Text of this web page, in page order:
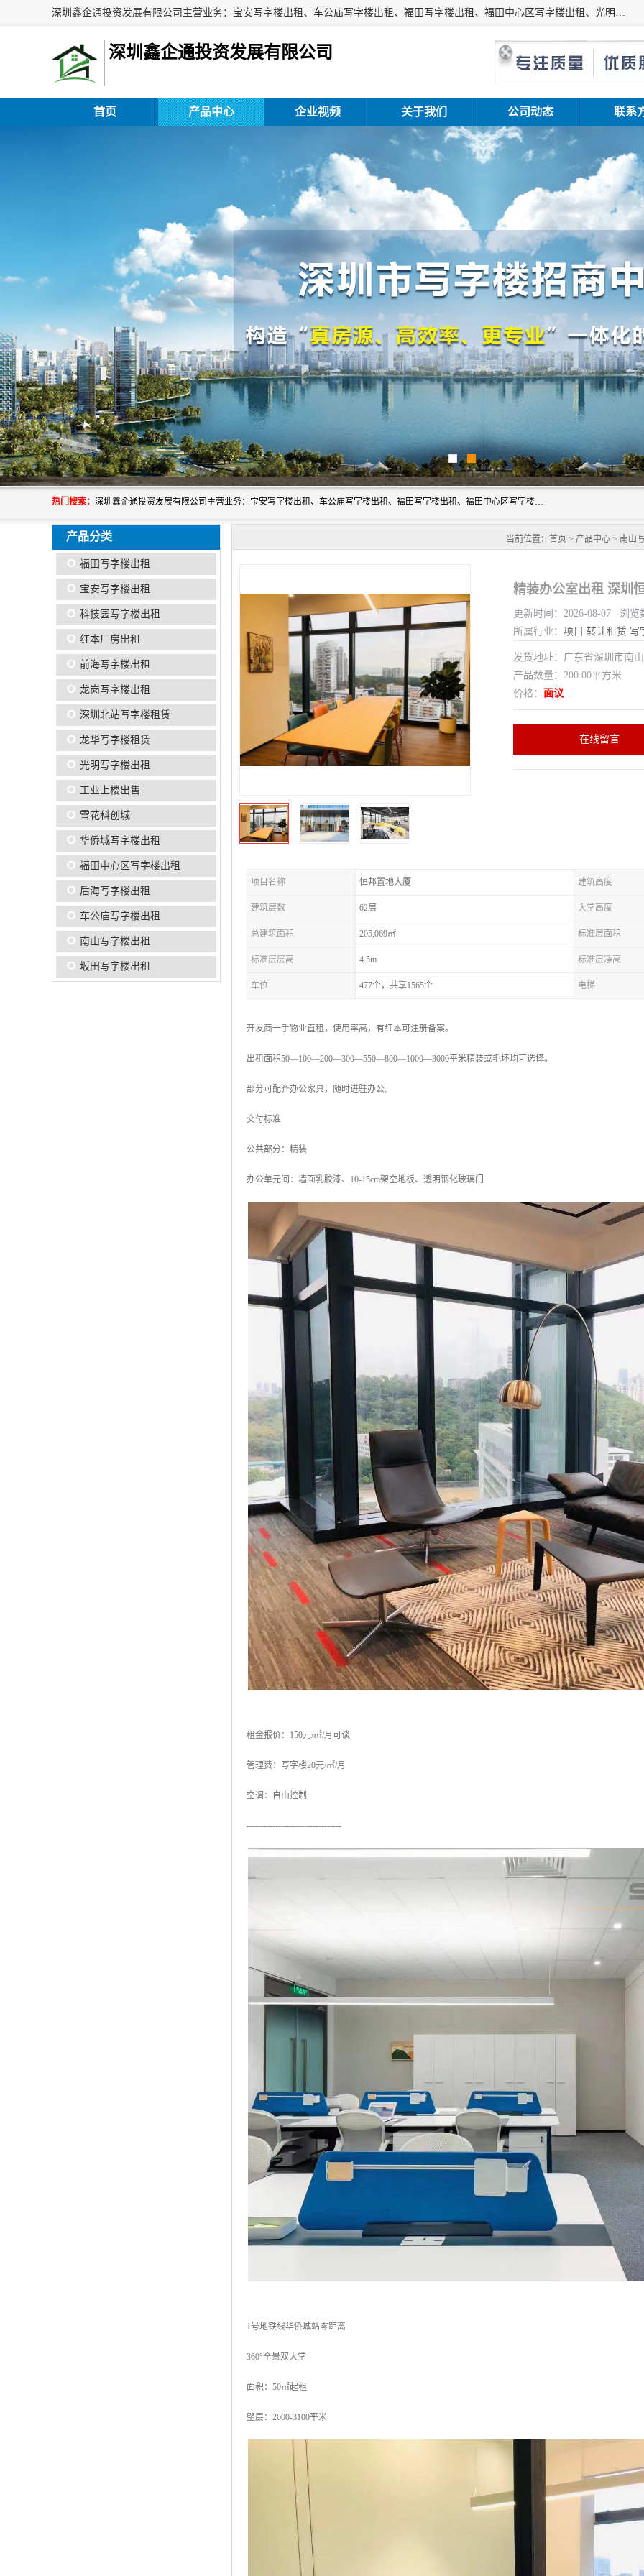
深圳鑫企通投资发展有限公司主营业务：宝安写字楼出租、车公庙写字楼出租、福田写字楼出租、福田中心区写字楼出租、光明写字楼出租、后海写字楼出租、科技园写字楼出租、南山写字楼出租等。公司专注为写字楼提供整体解决方案的化服务，依托于长期的写字楼线下运营经验和积累，以及丰富的互联网从业经验，拥有完善的服务架构体系、丰富的行业经验、与充分的销售资源。
深圳鑫企通投资发展有限公司
首页 产品中心 企业视频 关于我们 公司动态 联系
热门搜索： 深圳鑫企通投资发展有限公司主营业务：宝安写字楼出租、车公庙写字楼出租、福田写字楼出租、福田中心区写字楼出租、光明写字楼出租、后海写字楼出租、科技园写字楼出租、南山写字楼出租等。公司专注为写字楼提供整体解决方案的化服务，依托于长期的写字楼线下运营经验和积累，以及丰富的互联网从业经验，拥有完善的服务架构体系、丰富的行业经验、与充分的销售资源。
产品分类
福田写字楼出租
宝安写字楼出租
科技园写字楼出租
红本厂房出租
前海写字楼出租
龙岗写字楼出租
深圳北站写字楼租赁
龙华写字楼租赁
光明写字楼出租
工业上楼出售
雪花科创城
华侨城写字楼出租
福田中心区写字楼出租
后海写字楼出租
车公庙写字楼出租
南山写字楼出租
坂田写字楼出租
当前位置： 首页 > 产品中心 > 南山
精装办公室出租 深圳
更新时间：2026-08-07 浏览
所属行业： 项目 转让租赁 写
发货地址：广东省深圳市南
产品数量：200.00平方米
价格： 面议
在线留言
项目名称 恒邦置地大厦 建筑高度
建筑层数 62层 大堂高度
总建筑面积 205,069㎡ 标准层面积
标准层层高 4.5m 标准层净高
车位 477个，共享1565个 电梯
开发商一手物业直租，使用率高，有红本可注册备案。
出租面积50—100—200—300—550—800—1000—3000平米精装或毛坯均可选择。
部分可配齐办公家具，随时进驻办公。
交付标准
公共部分：精装
办公单元间：墙面乳胶漆、10-15cm架空地板、透明钢化玻璃门
租金报价：150元/㎡/月可谈
管理费：写字楼20元/㎡/月
空调：自由控制
---------------------------------
1号地铁线华侨城站零距离
360°全景双大堂
面积：50㎡起租
整层：2600-3100平米